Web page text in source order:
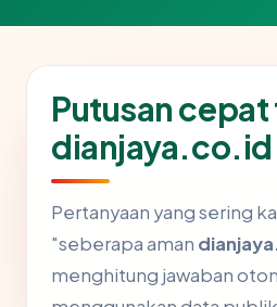
Putusan
dianjaya.co.id
Pertanyaan yang sering
"seberapa aman
menghitung jawaban